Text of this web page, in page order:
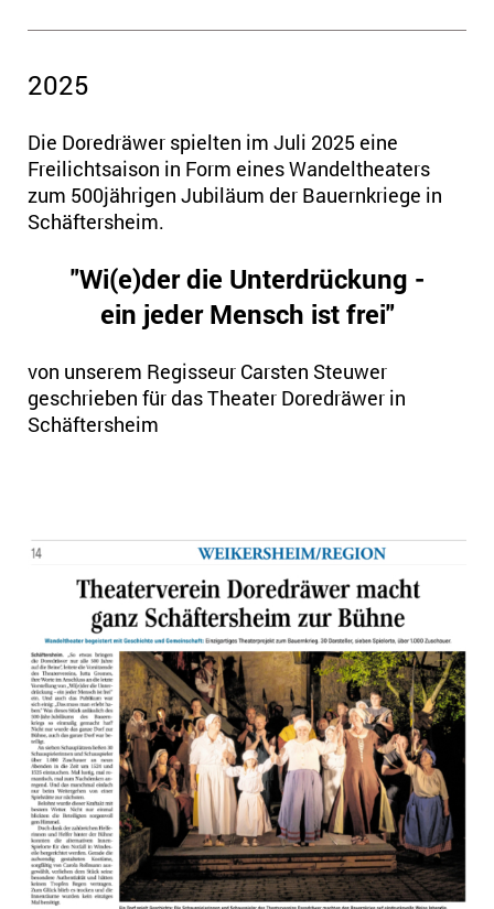
2025
Die Doredräwer spielten im Juli 2025 eine
Freilichtsaison in Form eines Wandeltheaters
zum 500jährigen Jubiläum der Bauernkriege in
Schäftersheim.
"Wi(e)der die Unterdrückung -
ein jeder Mensch ist frei"
von unserem Regisseur Carsten Steuwer
geschrieben für das Theater Doredräwer in
Schäftersheim